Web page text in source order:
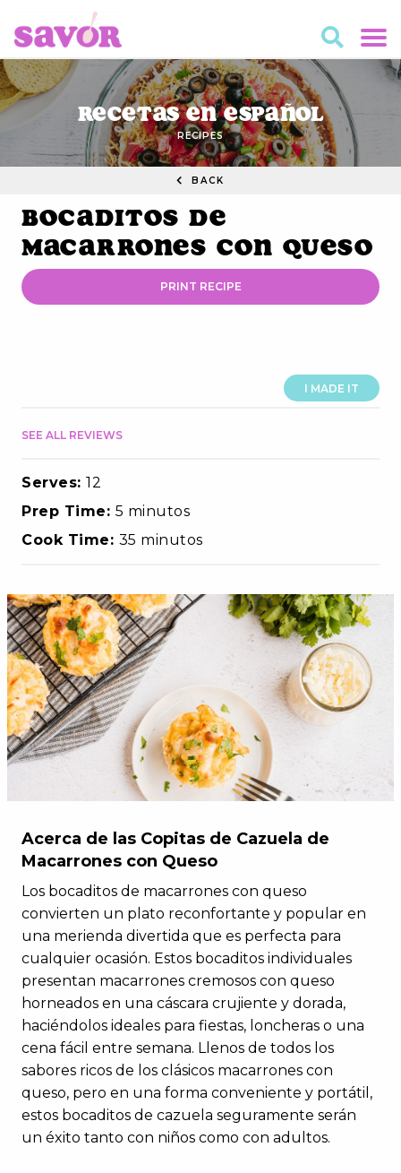
Recetas en Español
RECIPES
BACK
Bocaditos de
Macarrones con Queso
PRINT RECIPE
I MADE IT
SEE ALL REVIEWS
Serves: 12
Prep Time: 5 minutos
Cook Time: 35 minutos
Acerca de las Copitas de Cazuela de
Macarrones con Queso
Los bocaditos de macarrones con queso
convierten un plato reconfortante y popular en
una merienda divertida que es perfecta para
cualquier ocasión. Estos bocaditos individuales
presentan macarrones cremosos con queso
horneados en una cáscara crujiente y dorada,
haciéndolos ideales para fiestas, loncheras o una
cena fácil entre semana. Llenos de todos los
sabores ricos de los clásicos macarrones con
queso, pero en una forma conveniente y portátil,
estos bocaditos de cazuela seguramente serán
un éxito tanto con niños como con adultos.